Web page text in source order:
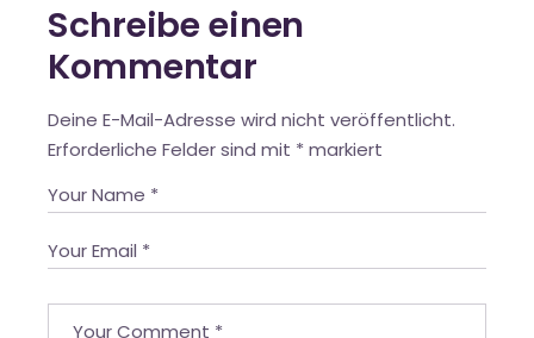
Schreibe einen
Kommentar
Deine E-Mail-Adresse wird nicht veröffentlicht.
Erforderliche Felder sind mit * markiert